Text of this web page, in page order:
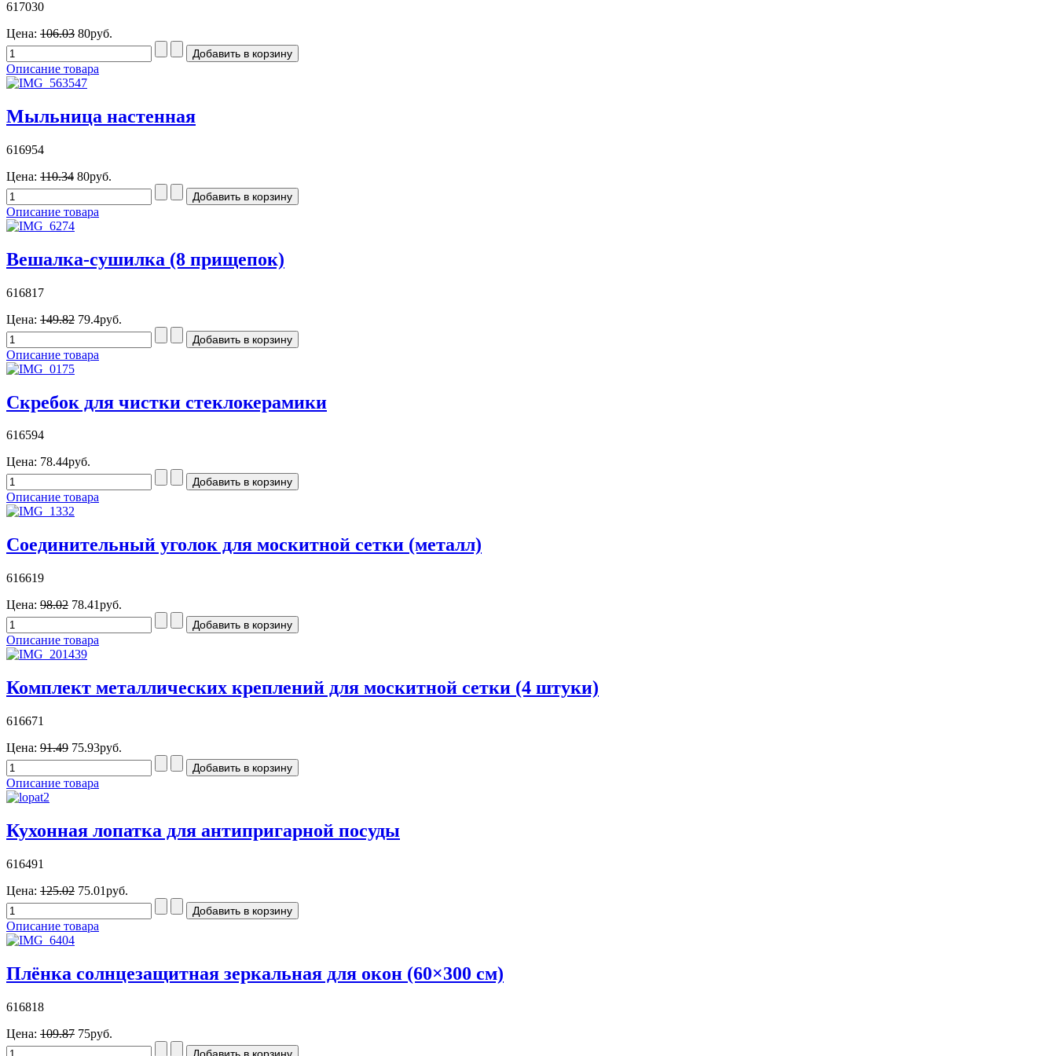
617030
Цена: 106.03 80руб.
Описание товара
Мыльница настенная
616954
Цена: 110.34 80руб.
Описание товара
Вешалка-сушилка (8 прищепок)
616817
Цена: 149.82 79.4руб.
Описание товара
Скребок для чистки стеклокерамики
616594
Цена: 78.44руб.
Описание товара
Соединительный уголок для москитной сетки (металл)
616619
Цена: 98.02 78.41руб.
Описание товара
Комплект металлических креплений для москитной сетки (4 штуки)
616671
Цена: 91.49 75.93руб.
Описание товара
Кухонная лопатка для антипригарной посуды
616491
Цена: 125.02 75.01руб.
Описание товара
Плёнка солнцезащитная зеркальная для окон (60×300 см)
616818
Цена: 109.87 75руб.